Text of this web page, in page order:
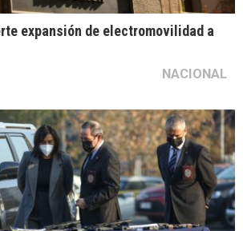
expansión de electromovilidad a
NACIONAL